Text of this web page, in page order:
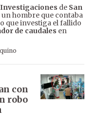
de San
un hombre que contaba
que investiga el fallido
de caudales en
con
robo